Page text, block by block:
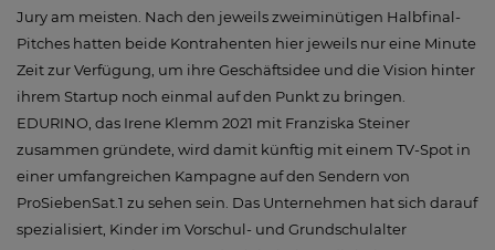
Jury am meisten. Nach den jeweils zweiminütigen Halbfinal-
Pitches hatten beide Kontrahenten hier jeweils nur eine Minute
Zeit zur Verfügung, um ihre Geschäftsidee und die Vision hinter
ihrem Startup noch einmal auf den Punkt zu bringen.
EDURINO, das Irene Klemm 2021 mit Franziska Steiner
zusammen gründete, wird damit künftig mit einem TV-Spot in
einer umfangreichen Kampagne auf den Sendern von
ProSiebenSat.1 zu sehen sein. Das Unternehmen hat sich darauf
spezialisiert, Kinder im Vorschul- und Grundschulalter